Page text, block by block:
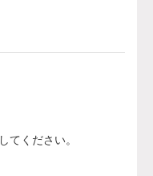
してください。